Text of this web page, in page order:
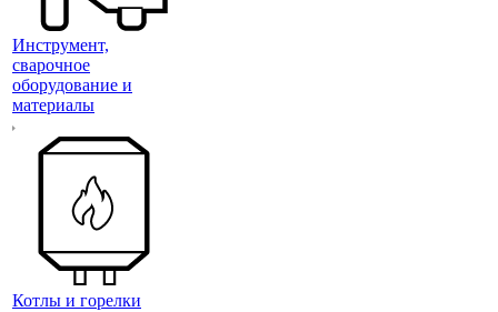
Инструмент,
сварочное
оборудование и
материалы
Котлы и горелки